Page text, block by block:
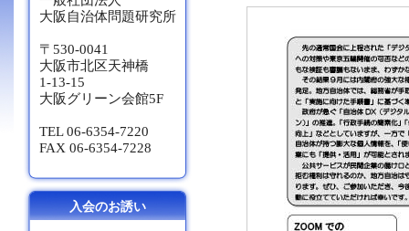
大阪自治体問題研究所
〒530-0041
大阪市北区天神橋
1-13-15
大阪グリーン会館5F
TEL 06-6354-7220
FAX 06-6354-7228
入会のお誘い